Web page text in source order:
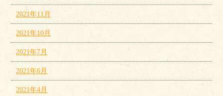
2021年11月
2021年10月
2021年7月
2021年6月
2021年4月